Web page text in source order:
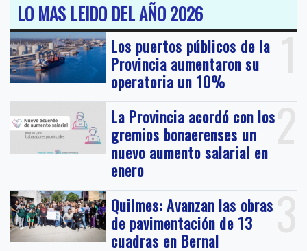
LO MAS LEIDO DEL AÑO 2026
1
Los puertos públicos de la
Provincia aumentaron su
operatoria un 10%
2
La Provincia acordó con los
gremios bonaerenses un
nuevo aumento salarial en
enero
3
Quilmes: Avanzan las obras
de pavimentación de 13
cuadras en Bernal